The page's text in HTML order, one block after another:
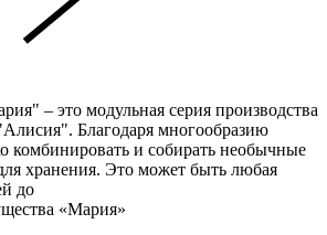
– это модульная серия производства
Благодаря многообразию
комбинировать и собирать необычные
хранения. Это может быть любая
до
«Мария»